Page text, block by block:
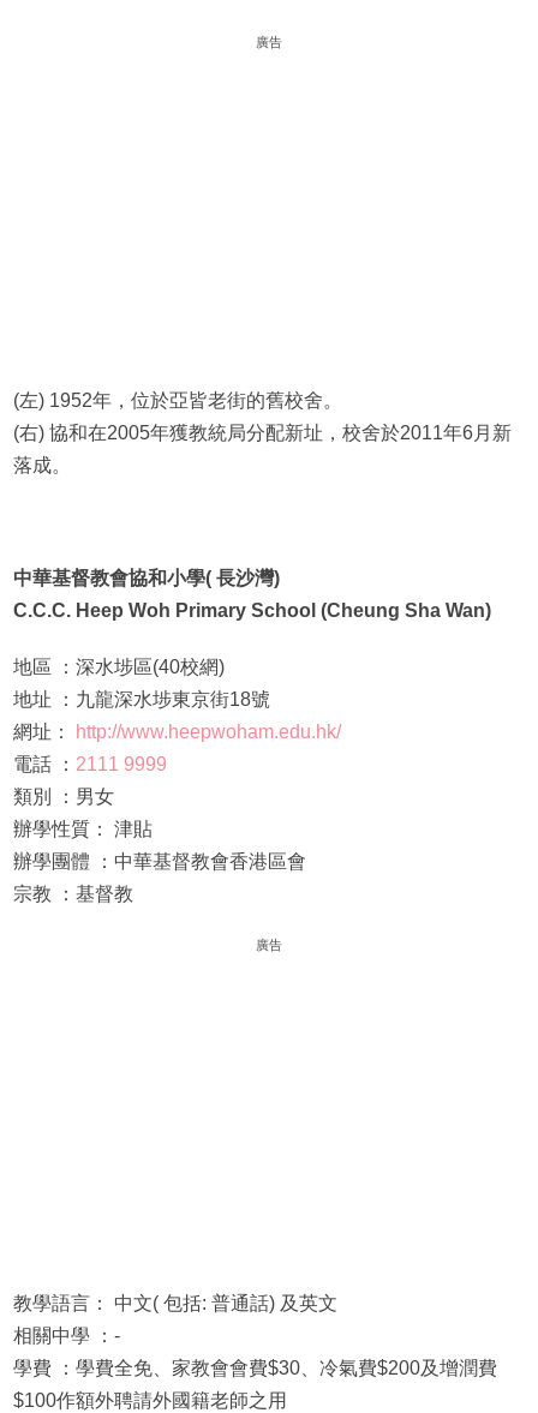
廣告
(左) 1952年，位於亞皆老街的舊校舍。
(右) 協和在2005年獲教統局分配新址，校舍於2011年6月新
落成。
中華基督教會協和小學( 長沙灣)
C.C.C. Heep Woh Primary School (Cheung Sha Wan)
地區 ：深水埗區(40校網)
地址 ：九龍深水埗東京街18號
網址：
http://www.heepwoham.edu.hk/
電話 ： 2111 9999
類別 ：男女
辦學性質： 津貼
辦學團體 ：中華基督教會香港區會
宗教 ：基督教
廣告
教學語言： 中文( 包括: 普通話) 及英文
相關中學 ：-
學費 ：學費全免、家教會會費$30、冷氣費$200及增潤費
$100作額外聘請外國籍老師之用